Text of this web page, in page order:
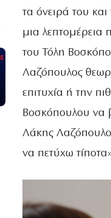
τα όνειρά του
μια λεπτομέρεια
του Τόλη
Λαζόπουλος
επιτυχία ή την
Βοσκόπουλου να
Λάκης
να πετύχω